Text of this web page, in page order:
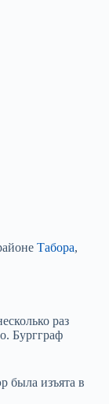
Табора,
раз
Бургграф
была изъята в